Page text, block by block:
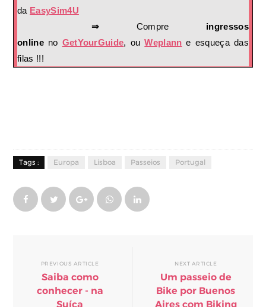
da EasySim4U
⇒ Compre ingressos
onlineno GetYourGuide, ouWeplann e esqueça das
filas !!!
Tags : Europa Lisboa Passeios Portugal
PREVIOUS ARTICLE
Saiba como
conhecer - na
Suíça
NEXT ARTICLE
Um passeio de
Bike por Buenos
Aires com Biking